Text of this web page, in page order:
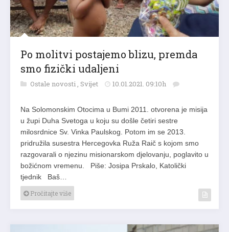
Po molitvi postajemo blizu, premda
smo fizički udaljeni
Ostale novosti , Svijet 10.01.2021. 09:10h
Na Solomonskim Otocima u Bumi 2011. otvorena je misija
u župi Duha Svetoga u koju su došle četiri sestre
milosrdnice Sv. Vinka Paulskog. Potom im se 2013.
pridružila susestra Hercegovka Ruža Raič s kojom smo
razgovarali o njezinu misionarskom djelovanju, poglavito u
božićnom vremenu. Piše: Josipa Prskalo, Katolički
tjednik Baš…
Pročitajte više